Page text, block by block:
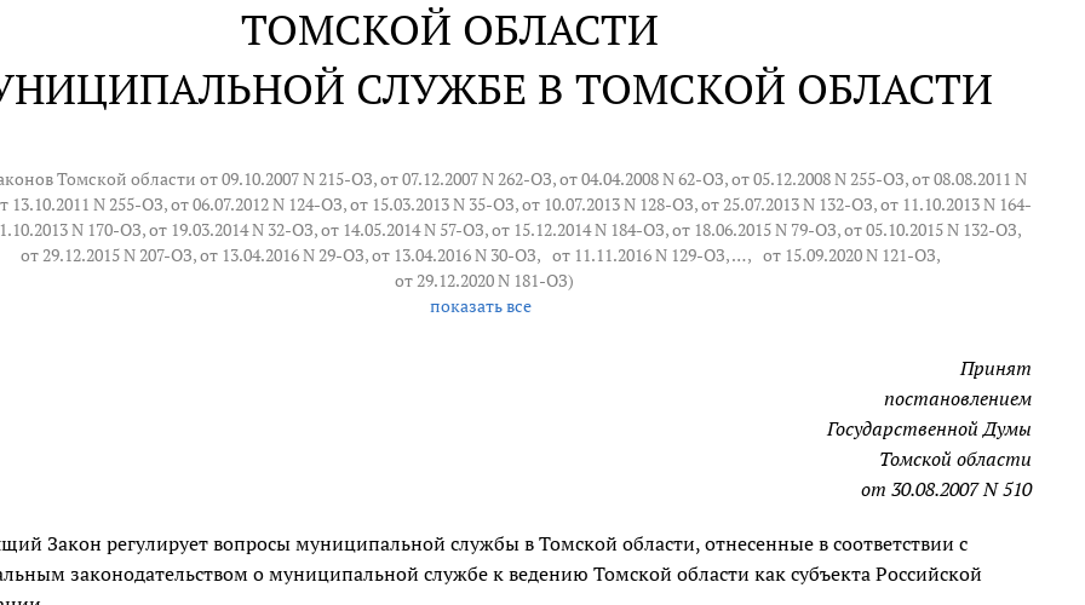
ТОМСКОЙ ОБЛАСТИ
СЛУЖБЕ В ТОМСКОЙ ОБЛАСТИ
Томской области от 09.10.2007 N 215-ОЗ, от 07.12.2007 N 262-ОЗ, от 04.04.2008 N 62-ОЗ, от 05.12.2008 N 255-ОЗ, от 08.08.2011 N
13.10.2011 N 255-ОЗ, от 06.07.2012 N 124-ОЗ, от 15.03.2013 N 35-ОЗ, от 10.07.2013 N 128-ОЗ, от 25.07.2013 N 132-ОЗ, от 11.10.2013 N 164-
N 170-ОЗ, от 19.03.2014 N 32-ОЗ, от 14.05.2014 N 57-ОЗ, от 15.12.2014 N 184-ОЗ, от 18.06.2015 N 79-ОЗ, от 05.10.2015 N 132-ОЗ,
от 29.12.2015 N 207-ОЗ, от 13.04.2016 N 29-ОЗ, от 13.04.2016 N 30-ОЗ, от 11.11.2016 N 129-ОЗ, … , от 15.09.2020 N 121-ОЗ,
от 29.12.2020 N 181-ОЗ)
показать все
Принят
постановлением
Государственной Думы
Томской области
от 30.08.2007 N 510
Закон регулирует вопросы муниципальной службы в Томской области, отнесенные в соответствии с
законодательством о муниципальной службе к ведению Томской области как субъекта Российской